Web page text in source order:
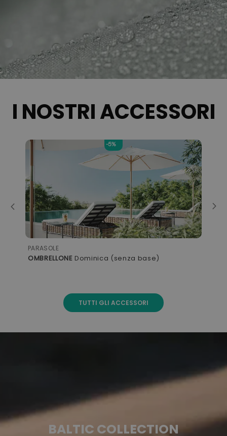
I NOSTRI ACCESSORI
-5%
OMBRELLONE Dominica (senza base)
PARASOLE
TUTTI GLI ACCESSORI
BALTIC COLLECTION